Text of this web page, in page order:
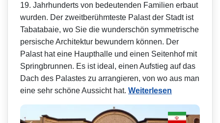
19. Jahrhunderts von bedeutenden Familien erbaut
wurden. Der zweitberühmteste Palast der Stadt ist
Tabatabaie, wo Sie die wunderschön symmetrische
persische Architektur bewundern können. Der
Palast hat eine Haupthalle und einen Seitenhof mit
Springbrunnen. Es ist ideal, einen Aufstieg auf das
Dach des Palastes zu arrangieren, von wo aus man
eine sehr schöne Aussicht hat. Weiterlesen